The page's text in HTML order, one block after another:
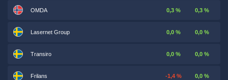
OMDA 0,3 % 0,3 %
Lasernet Group 0,0 % 0,0 %
Transiro 0,0 % 0,0 %
Frilans -1,4 % 0,0 %